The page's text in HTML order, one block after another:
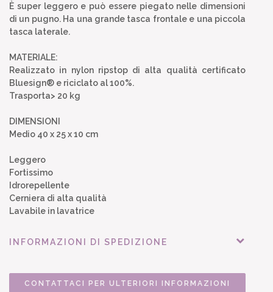
È super leggero e può essere piegato nelle dimensioni
di un pugno. Ha una grande tasca frontale e una piccola
tasca laterale.
MATERIALE:
Realizzato in nylon ripstop di alta qualità certificato
Bluesign® e riciclato al 100%.
Trasporta> 20 kg
DIMENSIONI
Medio 40 x 25 x 10 cm
Leggero
Fortissimo
Idrorepellente
Cerniera di alta qualità
Lavabile in lavatrice
INFORMAZIONI DI SPEDIZIONE
CONTATTACI PER ULTERIORI INFORMAZIONI